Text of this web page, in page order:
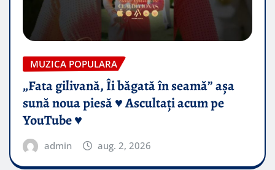
MUZICA POPULARA
„Fata gilivană, Îi băgată în seamă” așa
sună noua piesă ♥️ Ascultați acum pe
YouTube ♥️
admin aug. 2, 2026